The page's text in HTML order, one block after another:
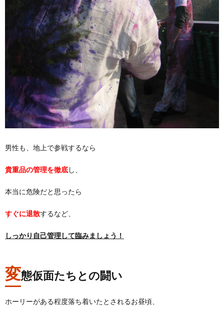
男性も、地上で参戦するなら
貴重品の管理を徹底し、
本当に危険だと思ったら
すぐに退散するなど、
しっかり自己管理して臨みましょう！
変態仮面たちとの闘い
ホーリーがある程度落ち着いたとされるお昼頃、